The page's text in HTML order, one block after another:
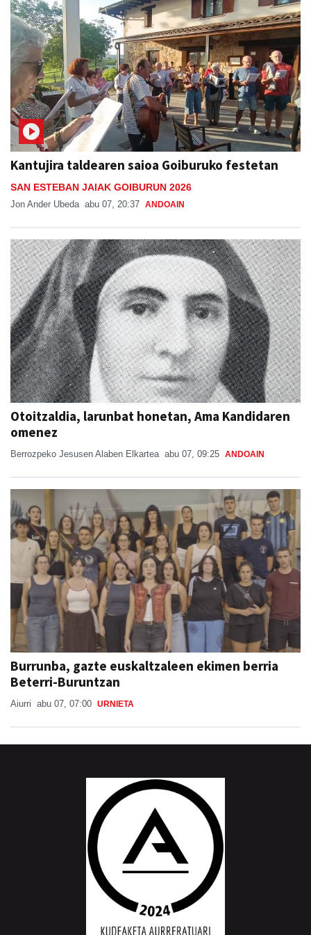
Kantujira taldearen saioa Goiburuko festetan
SAN ESTEBAN JAIAK GOIBURUN 2026
Jon Ander Ubeda abu 07, 20:37 ANDOAIN
Otoitzaldia, larunbat honetan, Ama Kandidaren
omenez
Berrozpeko Jesusen Alaben Elkartea abu 07, 09:25 ANDOAIN
Burrunba, gazte euskaltzaleen ekimen berria
Beterri-Buruntzan
Aiurri abu 07, 07:00 URNIETA